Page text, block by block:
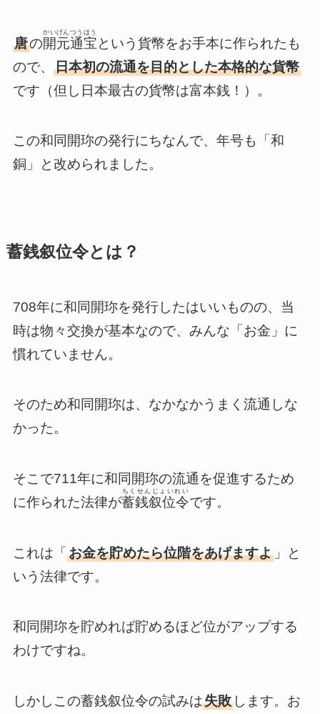
唐の開元通宝
かいげんつうほう
という貨幣をお手本に作られたも
ので、 日本初の流通を目的とした本格的な貨幣
です（但し日本最古の貨幣は富本銭！）。
この和同開珎の発行にちなんで、年号も「和
銅」と改められました。
蓄銭叙位令とは？
708年に和同開珎を発行したはいいものの、当
時は物々交換が基本なので、みんな「お金」に
慣れていません。
そのため和同開珎は、なかなかうまく流通しな
かった。
そこで711年に和同開珎の流通を促進するため
に作られた法律が蓄銭叙位令
ちくせんじょいれい
です。
これは「お金を貯めたら位階をあげますよ」と
いう法律です。
和同開珎を貯めれば貯めるほど位がアップする
わけですね。
しかしこの蓄銭叙位令の試みは失敗します。お